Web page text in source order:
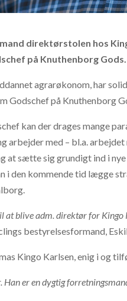
direktørstolen hos
på Knuthenborg Gods.
agrarøkonom, har
Godschef på Knuthenborg
kan der drages mange
arbejder med – bl.a.
at sætte sig grundigt ind i
i den kommende tid lægge
at blive adm. direktør for
bestyrelsesformand,
Kingo Karlsen, enig i og
Han er en dygtig